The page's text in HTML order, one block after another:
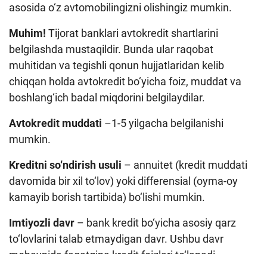
asosida o‘z avtomobilingizni olishingiz mumkin.
Muhim! Tijorat banklari avtokredit shartlarini
belgilashda mustaqildir. Bunda ular raqobat
muhitidan va tegishli qonun hujjatlaridan kelib
chiqqan holda avtokredit bo‘yicha foiz, muddat va
boshlang‘ich badal miqdorini belgilaydilar.
Avtokredit muddati –1-5 yilgacha belgilanishi
mumkin.
Kreditni so‘ndirish usuli – annuitet (kredit muddati
davomida bir xil to‘lov) yoki differensial (oyma-oy
kamayib borish tartibida) bo‘lishi mumkin.
Imtiyozli davr – bank kredit bo‘yicha asosiy qarz
to‘lovlarini talab etmaydigan davr. Ushbu davr